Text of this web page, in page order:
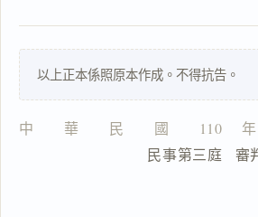
以上正本係照原本作成。不得抗告。
中　　華　　民　　國　　110 　
民事第三庭
法　官　
法　官　